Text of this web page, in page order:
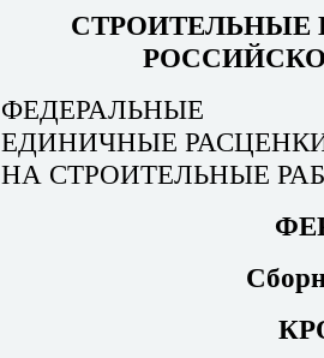
СТРОИТЕЛЬНЫЕ
ФЕДЕРАЛЬНЫЕ
ЕДИНИЧНЫЕ
НА СТРОИТЕЛЬНЫЕ